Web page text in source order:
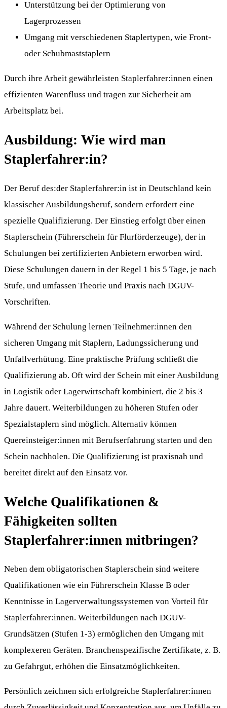
Unterstützung bei der Optimierung von
Lagerprozessen
Umgang mit verschiedenen Staplertypen, wie Front-
oder Schubmaststaplern
Durch ihre Arbeit gewährleisten Staplerfahrer:innen einen
effizienten Warenfluss und tragen zur Sicherheit am
Arbeitsplatz bei.
Ausbildung: Wie wird man
Staplerfahrer:in?
Der Beruf des:der Staplerfahrer:in ist in Deutschland kein
klassischer Ausbildungsberuf, sondern erfordert eine
spezielle Qualifizierung. Der Einstieg erfolgt über einen
Staplerschein (Führerschein für Flurförderzeuge), der in
Schulungen bei zertifizierten Anbietern erworben wird.
Diese Schulungen dauern in der Regel 1 bis 5 Tage, je nach
Stufe, und umfassen Theorie und Praxis nach DGUV-
Vorschriften.
Während der Schulung lernen Teilnehmer:innen den
sicheren Umgang mit Staplern, Ladungssicherung und
Unfallverhütung. Eine praktische Prüfung schließt die
Qualifizierung ab. Oft wird der Schein mit einer Ausbildung
in Logistik oder Lagerwirtschaft kombiniert, die 2 bis 3
Jahre dauert. Weiterbildungen zu höheren Stufen oder
Spezialstaplern sind möglich. Alternativ können
Quereinsteiger:innen mit Berufserfahrung starten und den
Schein nachholen. Die Qualifizierung ist praxisnah und
bereitet direkt auf den Einsatz vor.
Welche Qualifikationen &
Fähigkeiten sollten
Staplerfahrer:innen mitbringen?
Neben dem obligatorischen Staplerschein sind weitere
Qualifikationen wie ein Führerschein Klasse B oder
Kenntnisse in Lagerverwaltungssystemen von Vorteil für
Staplerfahrer:innen. Weiterbildungen nach DGUV-
Grundsätzen (Stufen 1-3) ermöglichen den Umgang mit
komplexeren Geräten. Branchenspezifische Zertifikate, z. B.
zu Gefahrgut, erhöhen die Einsatzmöglichkeiten.
Persönlich zeichnen sich erfolgreiche Staplerfahrer:innen